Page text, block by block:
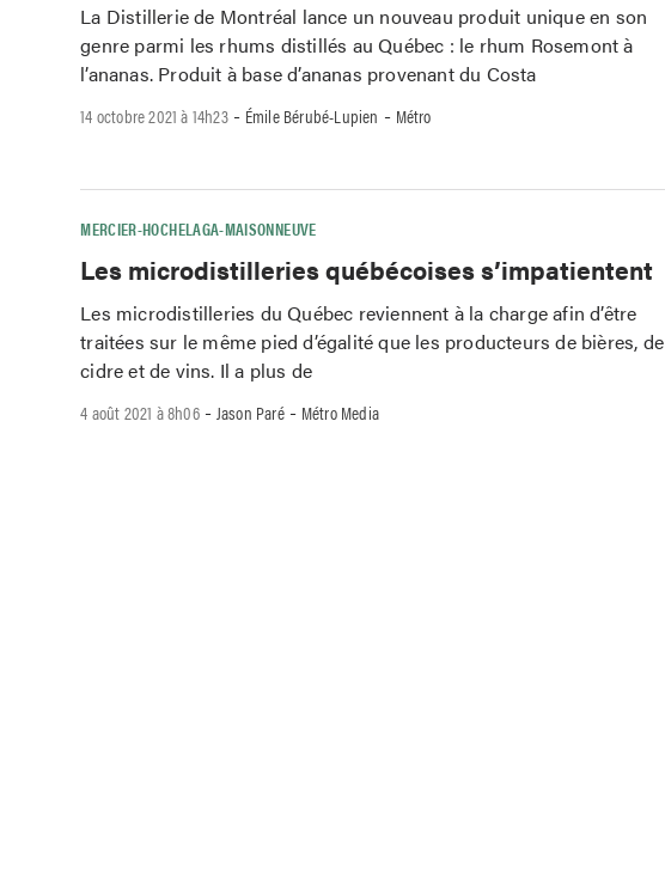
La Distillerie de Montréal lance un nouveau produit unique en son
genre parmi les rhums distillés au Québec : le rhum Rosemont à
l’ananas. Produit à base d’ananas provenant du Costa
14 octobre 2021 à 14h23- Émile Bérubé-Lupien - Métro
MERCIER-HOCHELAGA-MAISONNEUVE
Les microdistilleries québécoises s’impatientent
Les microdistilleries du Québec reviennent à la charge afin d’être
traitées sur le même pied d’égalité que les producteurs de bières, de
cidre et de vins. Il a plus de
4 août 2021 à 8h06- Jason Paré- Métro Media